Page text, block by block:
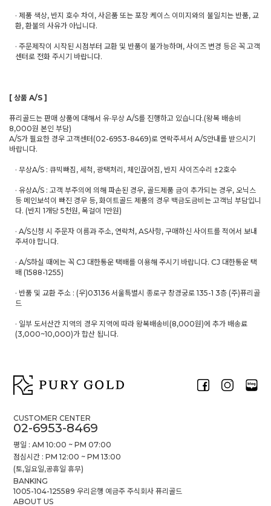
· 제품 색상, 반지 호수 차이, 사은품 또는 포장 케이스 이미지와의 불일치는 반품, 교
환, 환불의 사유가 아닙니다.
· 주문제작이 시작된 시점부터 교환 및 반품이 불가능하며, 사이즈 변경 등은 꼭 고객
센터로 전화 주시기 바랍니다.
[ 상품 A/S ]
퓨리골드는 판매 상품에 대해서 유·무상 A/S를 진행하고 있습니다.(왕복 배송비
8,000원 본인 부담)
A/S가 필요한 경우 고객센터(02-6953-8469)로 연락주셔서 A/S안내를 받으시기
바랍니다.
· 무상A/S : 큐빅빠짐, 세척, 광택처리, 체인끊어짐, 반지 사이즈수리 ±2호수
· 유상A/S : 고객 부주의에 의해 파손된 경우, 골드제품 금이 추가되는 경우, 오닉스
등 메인보석이 빠진 경우 등, 화이트골드 제품의 경우 백금도금비는 고객님 부담입니
다. (반지 1개당 5천원, 목걸이 1만원)
· A/S신청 시 주문자 이름과 주소, 연락처, AS사항, 구매하신 사이트를 적어서 보내
주셔야 합니다.
· A/S하실 때에는 꼭 CJ 대한통운 택배를 이용해 주시기 바랍니다. CJ 대한통운 택
배 (1588-1255)
· 반품 및 교환 주소 : (우)03136 서울특별시 종로구 창경궁로 135-1 3층 (주)퓨리골
드
· 일부 도서산간 지역의 경우 지역에 따라 왕복배송비(8,000원)에 추가 배송료
(3,000~10,000)가 합산 됩니다.
CUSTOMER CENTER
02-6953-8469
평일 : AM 10:00 ~ PM 07:00
점심시간 : PM 12:00 ~ PM 13:00
(토,일요일,공휴일 휴무)
BANKING
1005-104-125589 우리은행 예금주 주식회사 퓨리골드
ABOUT US